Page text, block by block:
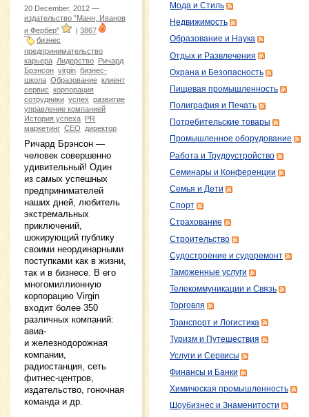
20 December, 2012 —
издательство "Манн, Иванов
и Фербер"
| 3867
бизнес
предпринимательство
карьера Лидерство Ричард
Брэнсон virgin бизнес-
школа Образование клиент
сервис корпорация
сотрудники успех развитие
управление компанией
История успеха PR
маркетинг CEO директор
Ричард Брэнсон —
человек совершенно
удивительный! Один
из самых успешных
предпринимателей
наших дней, любитель
экстремальных
приключений,
шокирующий публику
своими неординарными
поступками как в жизни,
так и в бизнесе. В его
многомиллионную
корпорацию Virgin
входит более 350
различных компаний:
авиа-
и железнодорожная
компании,
радиостанция, сеть
фитнес-центров,
издательство, гоночная
команда и др.
Мода и Стиль
Недвижимость
Образование и Наука
Отдых и Развлечения
Охрана и Безопасность
Пищевая промышленность
Полиграфия и Печать
Потребительские товары
Промышленное оборудование
Работа и Трудоустройство
Семинары и Конференции
Семья и Дети
Спорт
Страхование
Строительство
Судостроение и судоремонт
Таможенные услуги
Телекоммуникации и Связь
Торговля
Транспорт и Логистика
Туризм и Путешествия
Услуги и Сервисы
Финансы и Банки
Химическая промышленность
Шоубизнес и Знаменитости